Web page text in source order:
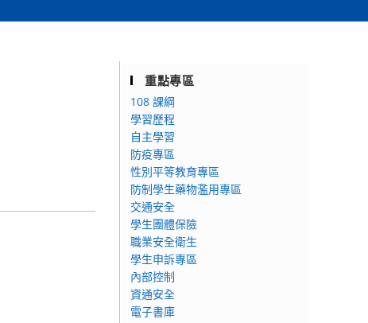
重點專區
108 課綱
學習歷程
自主學習
防疫專區
性別平等教育專區
防制學生藥物濫用專區
交通安全
學生團體保險
職業安全衛生
學生申訴專區
內部控制
資通安全
電子書庫